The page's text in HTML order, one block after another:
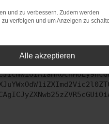
mehr unterstützt werden.
Du kannst uns diesen
und zu verbessern. Zudem werden
verfolgen und um Anzeigen zu
Alle akzeptieren